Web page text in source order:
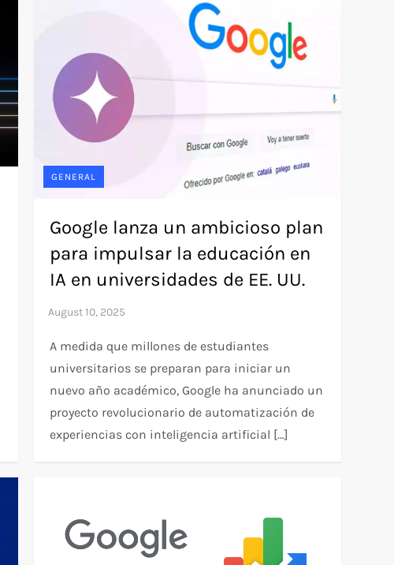
GENERAL
Google lanza un ambicioso plan
para impulsar la educación en
IA en universidades de EE. UU.
A medida que millones de estudiantes
universitarios se preparan para iniciar un
nuevo año académico, Google ha anunciado un
proyecto revolucionario de automatización de
experiencias con inteligencia artificial […]